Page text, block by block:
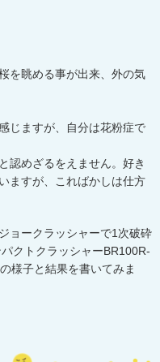
を眺める事が出来、外の気
じますが、自分は花粉症で
認めざるをえません。好き
ますが、こればかしは仕方
ョークラッシャーで1 次破砕
クトクラッシャーBR100R-
様子と結果を書いてみま